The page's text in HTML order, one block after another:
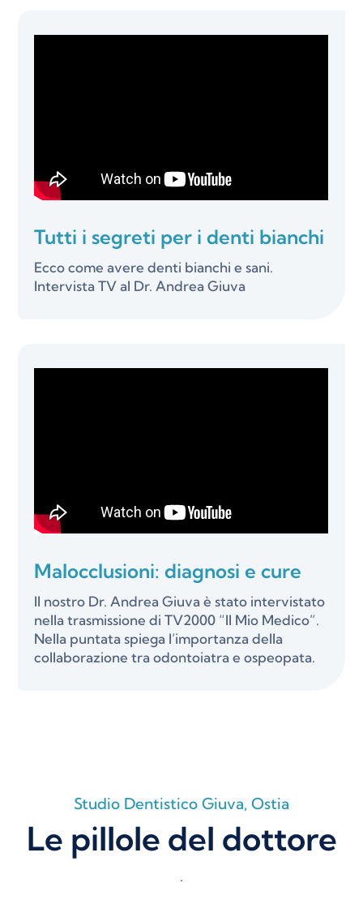
Tutti i segreti per i denti bianchi
Ecco come avere denti bianchi e sani.
Intervista TV al Dr. Andrea Giuva
Malocclusioni: diagnosi e cure
Il nostro Dr. Andrea Giuva è stato intervistato
nella trasmissione di TV2000 “Il Mio Medico”.
Nella puntata spiega l’importanza della
collaborazione tra odontoiatra e ospeopata.
Studio Dentistico Giuva, Ostia
Le pillole del dottore
.